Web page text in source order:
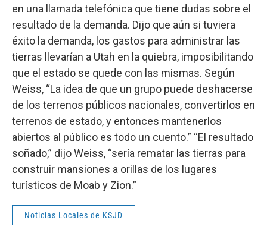
en una llamada telefónica que tiene dudas sobre el
resultado de la demanda. Dijo que aún si tuviera
éxito la demanda, los gastos para administrar las
tierras llevarían a Utah en la quiebra, imposibilitando
que el estado se quede con las mismas. Según
Weiss, “La idea de que un grupo puede deshacerse
de los terrenos públicos nacionales, convertirlos en
terrenos de estado, y entonces mantenerlos
abiertos al público es todo un cuento.” “El resultado
soñado,” dijo Weiss, “sería rematar las tierras para
construir mansiones a orillas de los lugares
turísticos de Moab y Zion.”
Noticias Locales de KSJD